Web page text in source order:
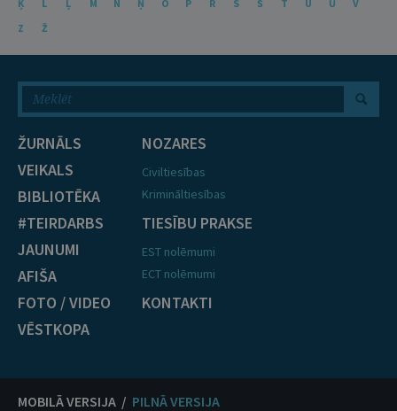
Ķ
L Ļ M N Ņ O P R S Š T U Ū
V
Z
Ž
ŽURNĀLS
VEIKALS
BIBLIOTĒKA
#TEIRDARBS
JAUNUMI
AFIŠA
FOTO / VIDEO
VĒSTKOPA
NOZARES
Civiltiesības
Krimināltiesības
TIESĪBU PRAKSE
EST nolēmumi
ECT nolēmumi
KONTAKTI
MOBILĀ VERSIJA / PILNĀ VERSIJA